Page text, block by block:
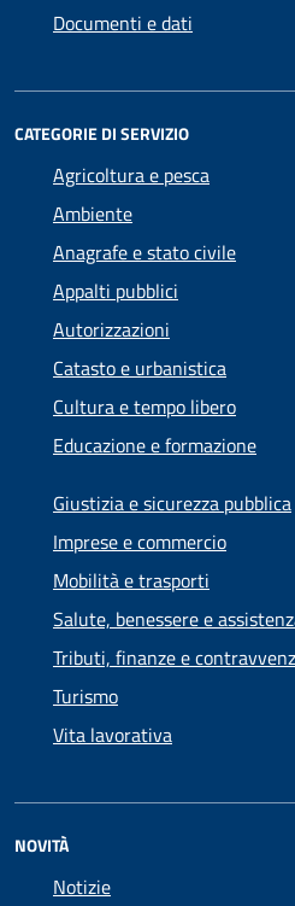
Documenti e dati
CATEGORIE DI SERVIZIO
Agricoltura e pesca
Ambiente
Anagrafe e stato civile
Appalti pubblici
Autorizzazioni
Catasto e urbanistica
Cultura e tempo libero
Educazione e formazione
Giustizia e sicurezza pubblica
Imprese e commercio
Mobilità e trasporti
Salute, benessere e
Tributi, finanze e
Turismo
Vita lavorativa
NOVITÀ
Notizie